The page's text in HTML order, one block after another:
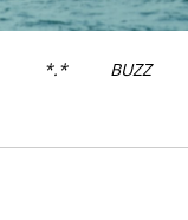
*.* BUZZ